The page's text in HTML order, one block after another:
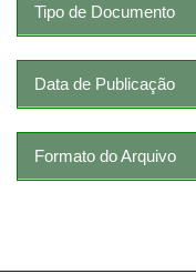
Tipo de Documento
Data de Publicação
Formato do Arquivo